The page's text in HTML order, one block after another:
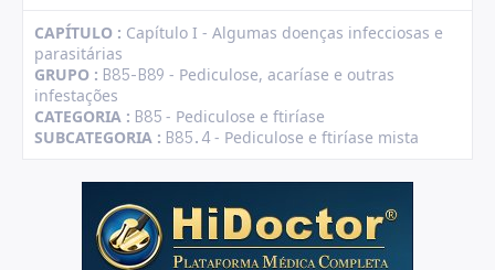
CAPÍTULO : Capítulo I - Algumas doenças infecciosas e
parasitárias
GRUPO : B85-B89 - Pediculose, acaríase e outras
infestações
CATEGORIA : B85 - Pediculose e ftiríase
SUBCATEGORIA : B85.4- Pediculose e ftiríase mista